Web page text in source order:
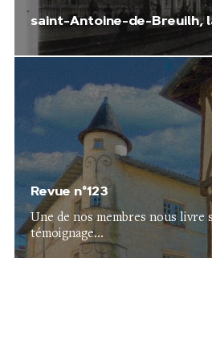
saint-Antoine-de-Breuilh,
Revue n°123
Une de nos membres nous livre
témoignage...